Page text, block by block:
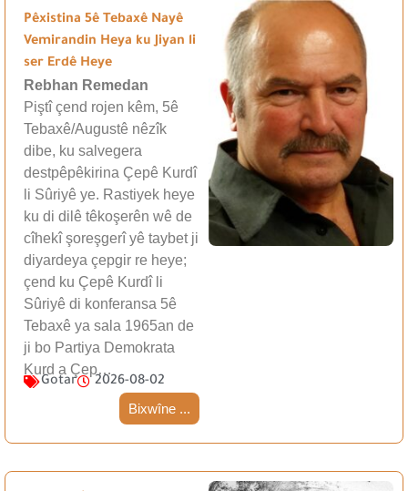
Pêxistina 5ê Tebaxê Nayê
Vemirandin Heya ku Jiyan li
ser Erdê Heye
Rebhan Remedan
Piştî çend rojen kêm, 5ê
Tebaxê/Augustê nêzîk
dibe, ku salvegera
destpêpêkirina Çepê Kurdî
li Sûriyê ye. Rastiyek heye
ku di dilê têkoşerên wê de
cîhekî şoreşgerî yê taybet ji
diyardeya çepgir re heye;
çend ku Çepê Kurdî li
Sûriyê di konferansa 5ê
Tebaxê ya sala 1965an de
ji bo Partiya Demokrata
Kurd a Çep…
Gotar 2026-08-02
Bixwîne ...